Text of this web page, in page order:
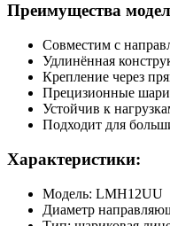
Преимущества
Совместим с
Удлинённая
Крепление через
Прецизионные
Устойчив к
Подходит для
Характеристики:
Модель: LMH12UU
Диаметр